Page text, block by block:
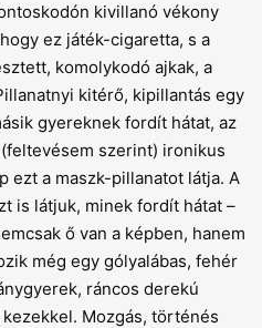
kivillanó vékony
ez játék-cigaretta, s a
komolykodó ajkak, a
kitérő, kipillantás egy
gyereknek fordít hátat, az
szerint) ironikus
ezt a maszk-pillanatot látja. A
is látjuk, minek fordít hátat –
ő van a képben, hanem
még egy gólyalábas, fehér
ráncos derekú
Mozgás, történés